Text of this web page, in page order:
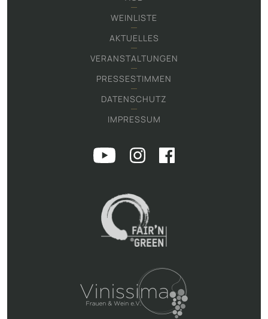
WEINLISTE
AKTUELLES
VERANSTALTUNGEN
PRESSESTIMMEN
DATENSCHUTZ
IMPRESSUM